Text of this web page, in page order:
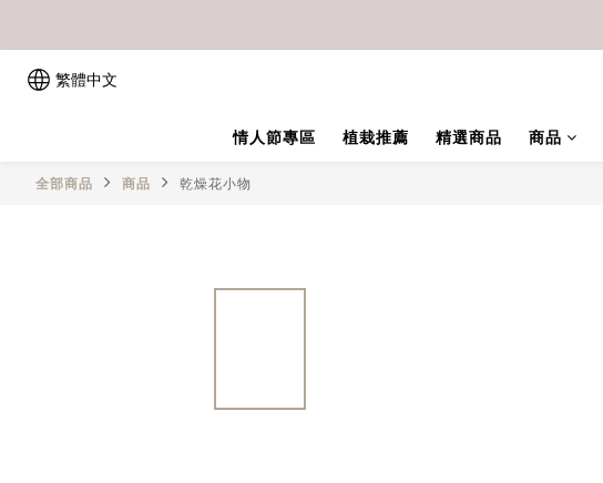
繁體中文
情人節專區 植栽推薦 精選商品 商品
全部商品 商品 乾燥花小物